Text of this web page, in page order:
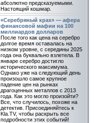
абсолютно предсказуемыми.
Настоящий кошмар.
«Серебряный крах» — афера
финансовой мафии на 100
миллиардов долларов
После того как цена на серебро
долгое время оставалась на
низком уровне, с середины 2025
года она буквально взлетела. В
январе серебро достигло
исторического максимума.
Однако уже на следующий день
произошло самое крупное
падение цен на рынках
драгоценных металлов с 2013
года. Как это могло произойти?
Все, что случилось, похоже на
детектив. Присоединяйтесь к
Kla.TV, чтобы раскрыть все
подробности этих событий!